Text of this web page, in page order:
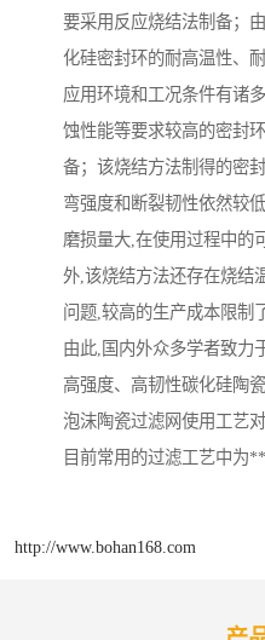
要采用反应烧结法制备；
化硅密封环的耐高温性、
应用环境和工况条件有诸
蚀性能等要求较高的密封
备；该烧结方法制得的密
弯强度和断裂韧性依然较
磨损量大,在使用过程中的
外,该烧结方法还存在烧结
问题,较高的生产成本限制
由此,国内外众多学者致力
高强度、高韧性碳化硅陶
泡沫陶瓷过滤网使用工艺
目前常用的过滤工艺中为
http://www.bohan168.com